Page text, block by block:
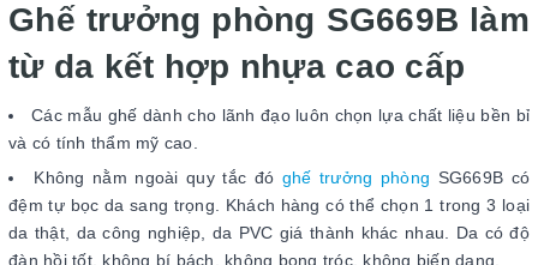
Ghế trưởng phòng SG669B làm
từ da kết hợp nhựa cao cấp
Các mẫu ghế dành cho lãnh đạo luôn chọn lựa chất liệu bền bỉ
và có tính thẩm mỹ cao.
Không nằm ngoài quy tắc đó ghế trưởng phòng SG669B có
đệm tự bọc da sang trọng. Khách hàng có thể chọn 1 trong 3 loại
da thật, da công nghiệp, da PVC giá thành khác nhau. Da có độ
đàn hồi tốt, không bí bách, không bong tróc, không biến dạng.